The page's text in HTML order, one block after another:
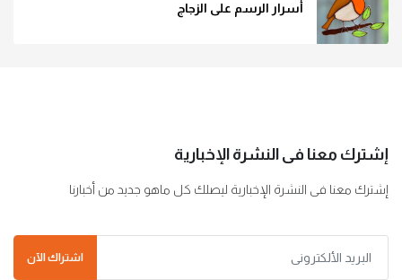
أسرار الرسم على الزجاج
إشترك معنا فى النشرة الإخبارية
إشترك معنا فى النشرة الإخبارية ليصلك كل ماهو جديد من أخبارنا
اشتراك الآن